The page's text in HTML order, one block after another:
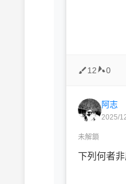
12 0
阿志
2025/
未解鎖
下列何者